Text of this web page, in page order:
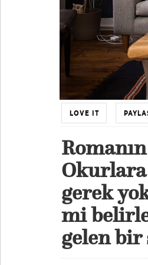
LOVE IT
gerek
mi
gelen